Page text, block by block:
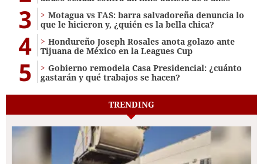
3
Motagua vs FAS: barra salvadoreña denuncia lo
que le hicieron y, ¿quién es la bella chica?
4
Hondureño Joseph Rosales anota golazo ante
Tijuana de México en la Leagues Cup
5
Gobierno remodela Casa Presidencial: ¿cuánto
gastarán y qué trabajos se hacen?
TRENDING